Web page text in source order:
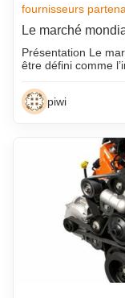
fournisseurs
Le marché
Présentation Le
être défini comme
piwi